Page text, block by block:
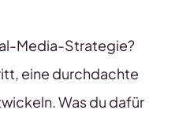
Media-Strategie?
eine durchdachte
Was du dafür